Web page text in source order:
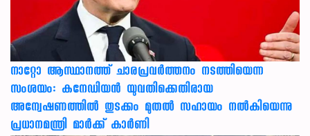
നാറ്റോ ആസ്ഥാനത്ത് ചാരപ്രവര്‍ത്തനം നടത്തിയെന്ന
സംശയം: കനേഡിയന്‍ യുവതിക്കെതിരായ
അന്വേഷണത്തില്‍ തുടക്കം മുതല്‍ സഹായം നല്‍കിയെന്നു
പ്രധാനമന്ത്രി മാര്‍ക്ക് കാര്‍ണി